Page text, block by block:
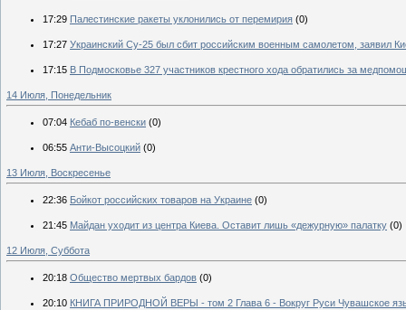
17:29 Палестинские ракеты уклонились от перемирия (0)
17:27 Украинский Су-25 был сбит российским военным самолетом, заявил
17:15 В Подмосковье 327 участников крестного хода обратились за
14 Июля, Понедельник
07:04 Кебаб по-венски (0)
06:55 Анти-Высоцкий (0)
13 Июля, Воскресенье
22:36 Бойкот российских товаров на Украине (0)
21:45 Майдан уходит из центра Киева. Оставит лишь «дежурную» палатку (0)
12 Июля, Суббота
20:18 Общество мертвых бардов (0)
20:10 КНИГА ПРИРОДНОЙ ВЕРЫ - том 2 Глава 6 - Вокруг Руси Чувашское